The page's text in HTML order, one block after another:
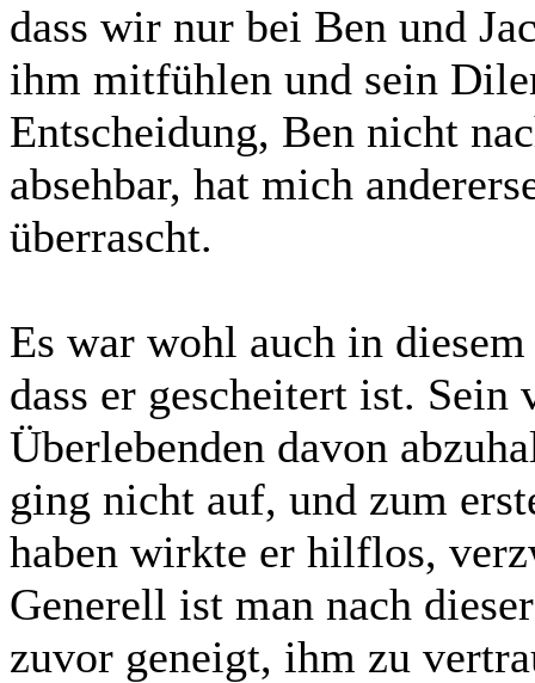
dass wir nur bei Ben und
ihm mitfühlen und sein
Entscheidung, Ben nicht
absehbar, hat mich
überrascht.
Es war wohl auch in
dass er gescheitert ist.
Überlebenden davon
ging nicht auf, und zum
haben wirkte er hilflos,
Generell ist man nach
zuvor geneigt, ihm zu